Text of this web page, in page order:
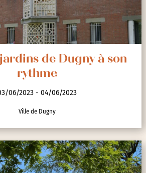
de Dugny à son
rythme
06/2023 - 04/06/2023
Ville de Dugny